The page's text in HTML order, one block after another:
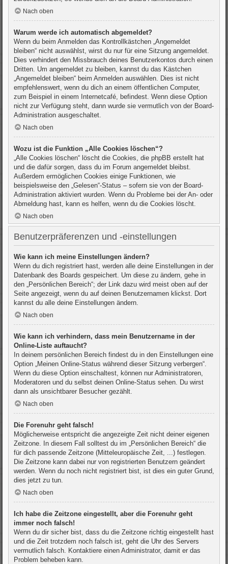
Nach oben
Warum werde ich automatisch abgemeldet?
Wenn du beim Anmelden das Kontrollkästchen „Angemeldet
bleiben“ nicht auswählst, wirst du nur für eine Sitzung angemeldet.
Dies verhindert den Missbrauch deines Benutzerkontos durch einen
Dritten. Um angemeldet zu bleiben, kannst du das Kästchen
„Angemeldet bleiben“ beim Anmelden auswählen. Dies ist nicht
empfehlenswert, wenn du dich an einem öffentlichen Computer,
zum Beispiel in einem Internetcafé, befindest. Wenn diese Option
nicht zur Verfügung steht, dann wurde sie vermutlich von der Board-
Administration ausgeschaltet.
Nach oben
Wozu ist die Funktion „Alle Cookies löschen“?
„Alle Cookies löschen“ löscht die Cookies, die phpBB erstellt hat
und die dafür sorgen, dass du im Forum angemeldet bleibst.
Außerdem ermöglichen Cookies einige Funktionen, wie
beispielsweise den „Gelesen“-Status – sofern sie von der Board-
Administration aktiviert wurden. Wenn du Probleme bei der An- oder
Abmeldung hast, kann es helfen, wenn du die Cookies löscht.
Nach oben
Benutzerpräferenzen und -einstellungen
Wie kann ich meine Einstellungen ändern?
Wenn du dich registriert hast, werden alle deine Einstellungen in der
Datenbank des Boards gespeichert. Um diese zu ändern, gehe in
den „Persönlichen Bereich“; der Link dazu wird meist oben auf der
Seite angezeigt, wenn du auf deinen Benutzernamen klickst. Dort
kannst du alle deine Einstellungen ändern.
Nach oben
Wie kann ich verhindern, dass mein Benutzername in der
Online-Liste auftaucht?
In deinem persönlichen Bereich findest du in den Einstellungen eine
Option „Meinen Online-Status während dieser Sitzung verbergen“.
Wenn du diese Option einschaltest, können nur Administratoren,
Moderatoren und du selbst deinen Online-Status sehen. Du wirst
dann als unsichtbarer Besucher gezählt.
Nach oben
Die Forenuhr geht falsch!
Möglicherweise entspricht die angezeigte Zeit nicht deiner eigenen
Zeitzone. In diesem Fall solltest du im „Persönlichen Bereich“ die
für dich passende Zeitzone (Mitteleuropäische Zeit, ...) festlegen.
Die Zeitzone kann dabei nur von registrierten Benutzern geändert
werden. Wenn du noch nicht registriert bist, ist dies ein guter Grund,
dies jetzt zu tun.
Nach oben
Ich habe die Zeitzone eingestellt, aber die Forenuhr geht
immer noch falsch!
Wenn du dir sicher bist, dass du die Zeitzone richtig eingestellt hast
und die Zeit trotzdem noch falsch ist, geht die Uhr des Servers
vermutlich falsch. Kontaktiere einen Administrator, damit er das
Problem beheben kann.